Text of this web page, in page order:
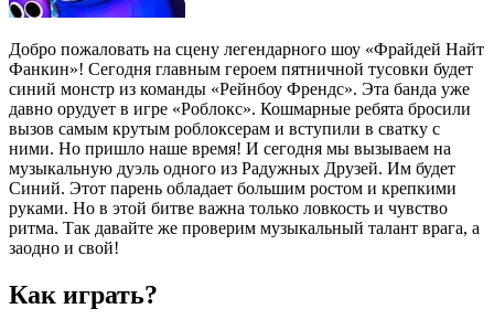
Добро пожаловать на сцену легендарного шоу «Фрайдей Найт
Фанкин»! Сегодня главным героем пятничной тусовки будет
синий монстр из команды «Рейнбоу Френдс». Эта банда уже
давно орудует в игре «Роблокс». Кошмарные ребята бросили
вызов самым крутым роблоксерам и вступили в сватку с
ними. Но пришло наше время! И сегодня мы вызываем на
музыкальную дуэль одного из Радужных Друзей. Им будет
Синий. Этот парень обладает большим ростом и крепкими
руками. Но в этой битве важна только ловкость и чувство
ритма. Так давайте же проверим музыкальный талант врага, а
заодно и свой!
Как играть?